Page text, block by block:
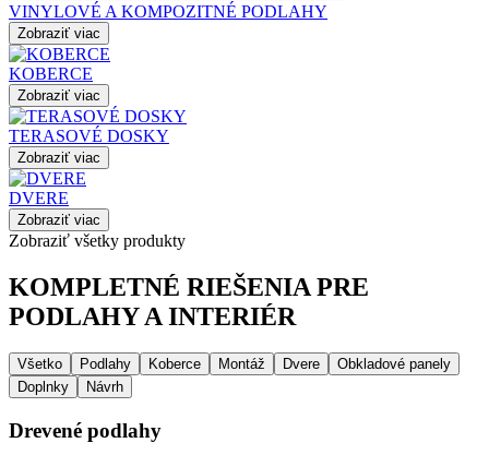
VINYLOVÉ A KOMPOZITNÉ PODLAHY
Zobraziť viac
KOBERCE
Zobraziť viac
TERASOVÉ DOSKY
Zobraziť viac
DVERE
Zobraziť viac
Zobraziť všetky produkty
KOMPLETNÉ RIEŠENIA PRE
PODLAHY A INTERIÉR
Všetko Podlahy Koberce Montáž Dvere
Obkladové panely
Doplnky
Návrh
Drevené podlahy